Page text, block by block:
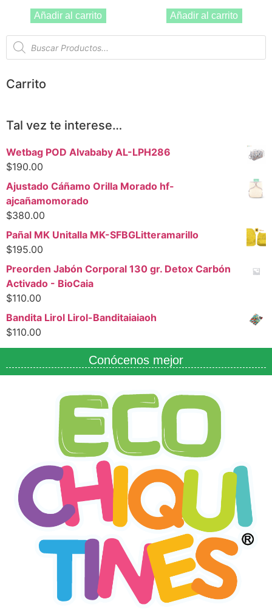
Añadir al carrito Añadir al carrito
Carrito
Tal vez te interese…
Wetbag POD Alvababy AL-LPH286
$190.00
Ajustado Cáñamo Orilla Morado hf-
ajcañamomorado
$380.00
Pañal MK Unitalla MK-SFBGLitteramarillo
$195.00
Preorden Jabón Corporal 130 gr. Detox Carbón
Activado - BioCaia
$110.00
Bandita Lirol Lirol-Banditaiaiaoh
$110.00
Conócenos mejor